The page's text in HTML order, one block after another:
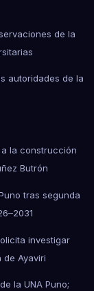
de la
autoridades de la
la construcción
Butrón
tras segunda
investigar
de Ayaviri
la UNA Puno;